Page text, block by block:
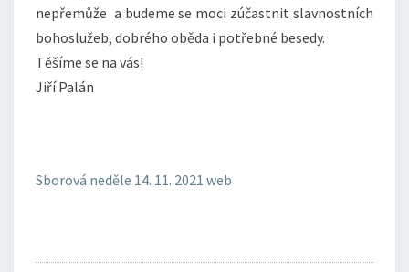
nepřemůže a budeme se moci zúčastnit slavnostních
bohoslužeb, dobrého oběda i potřebné besedy.
Těšíme se na vás!
Jiří Palán
Sborová neděle 14. 11. 2021 web